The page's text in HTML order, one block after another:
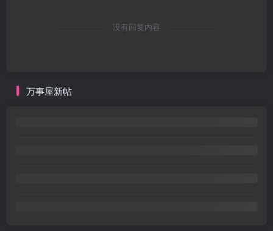
没有回复内容
万事屋新帖